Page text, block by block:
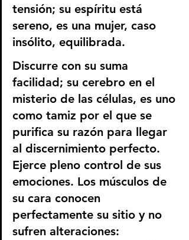
tensión; su espíritu está
sereno, es una mujer, caso
insólito, equilibrada.
Discurre con su suma
facilidad; su cerebro en el
misterio de las células, es uno
como tamiz por el que se
purifica su razón para llegar
al discernimiento perfecto.
Ejerce pleno control de sus
emociones. Los músculos de
su cara conocen
perfectamente su sitio y no
sufren alteraciones: